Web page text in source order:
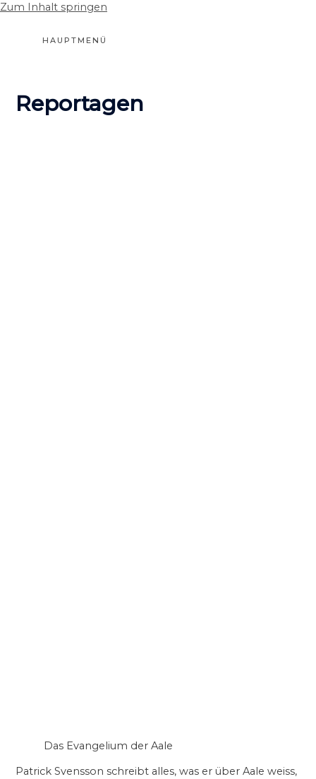
Zum Inhalt springen
HAUPTMENÜ
Reportagen
Das Evangelium der Aale
Patrick Svensson schreibt alles, was er über Aale weiss,